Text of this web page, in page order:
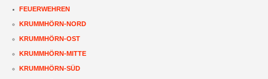
FEUERWEHREN
KRUMMHÖRN-NORD
KRUMMHÖRN-OST
KRUMMHÖRN-MITTE
KRUMMHÖRN-SÜD